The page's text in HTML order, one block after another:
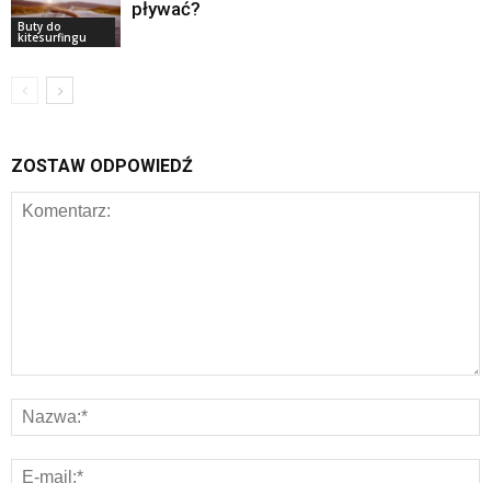
Buty do
kitesurfingu
pływać?
ZOSTAW ODPOWIEDŹ